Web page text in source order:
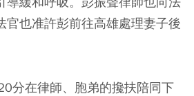
官也准許彭前往高雄處理妻子後
分在律師、胞弟的攙扶陪同下